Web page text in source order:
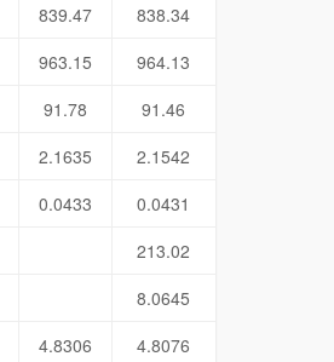
839.47
838.34
963.15
964.13
91.78
91.46
2.1635
2.1542
0.0433
0.0431
213.02
8.0645
4.8306
4.8076